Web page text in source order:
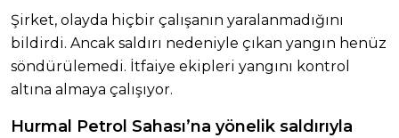
Şirket, olayda hiçbir çalışanın yaralanmadığını
bildirdi. Ancak saldırı nedeniyle çıkan yangın henüz
söndürülemedi. İtfaiye ekipleri yangını kontrol
altına almaya çalışıyor.
Hurmal Petrol Sahası’na yönelik saldırıyla